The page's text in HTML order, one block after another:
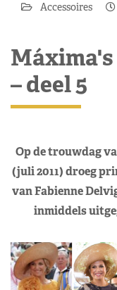
Accessoires
– deel 5
Op de trouwdag
(juli 2011) droeg
van Fabienne
inmiddels